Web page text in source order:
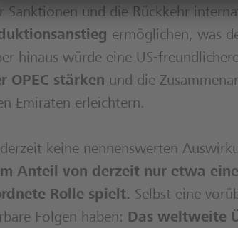
Sanktionen und die Rückkehr
ermöglichen, was
hinaus würde eine US-
OPEC stärken und die
Emiraten erleichtern.
keine nennenswerten
Anteil von derzeit nur etwa
Rolle spielt. Selbst eine
Folgen haben: Das weltweite